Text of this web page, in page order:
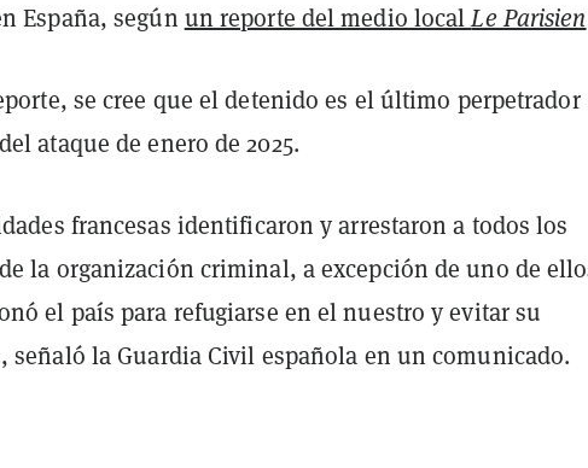
España, según un reporte del medio localLe Parisien
se cree que el detenido es el último perpetrador
ataque de enero de 2025.
francesas identificaron y arrestaron a todos los
la organización criminal, a excepción de uno de
el país para refugiarse en el nuestro y evitar su
señaló la Guardia Civil española en un comunicado.